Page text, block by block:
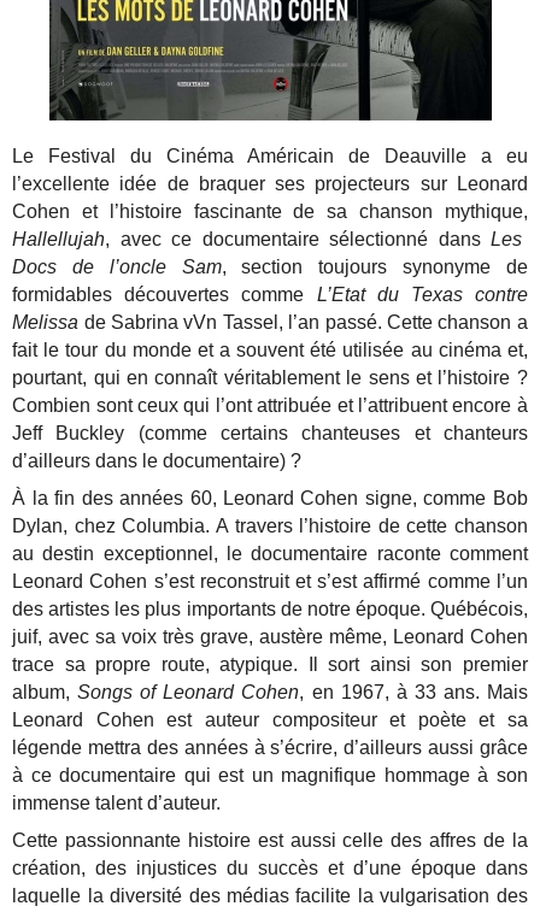
Le Festival du Cinéma Américain de Deauville a eu
l’excellente idée de braquer ses projecteurs sur Leonard
Cohen et l’histoire fascinante de sa chanson mythique,
Hallellujah, avec ce documentaire sélectionné dansLes
Docs de l’oncle Sam, section toujours synonyme de
formidables découvertes comme L’Etat du Texas contre
Melissa de Sabrina vVn Tassel, l’an passé. Cette chanson a
fait le tour du monde et a souvent été utilisée au cinéma et,
pourtant, qui en connaît véritablement le sens et l’histoire ?
Combien sont ceux qui l’ont attribuée et l’attribuent encore à
Jeff Buckley (comme certains chanteuses et chanteurs
d’ailleurs dans le documentaire) ?
À la fin des années 60, Leonard Cohen signe, comme Bob
Dylan, chez Columbia. A travers l’histoire de cette chanson
au destin exceptionnel, le documentaire raconte comment
Leonard Cohen s’est reconstruit et s’est affirmé comme l’un
des artistes les plus importants de notre époque. Québécois,
juif, avec sa voix très grave, austère même, Leonard Cohen
trace sa propre route, atypique. Il sort ainsi son premier
album,Songs of Leonard Cohen, en 1967, à 33 ans. Mais
Leonard Cohen est auteur compositeur et poète et sa
légende mettra des années à s’écrire, d’ailleurs aussi grâce
à ce documentaire qui est un magnifique hommage à son
immense talent d’auteur.
Cette passionnante histoire est aussi celle des affres de la
création, des injustices du succès et d’une époque dans
laquelle la diversité des médias facilite la vulgarisation des